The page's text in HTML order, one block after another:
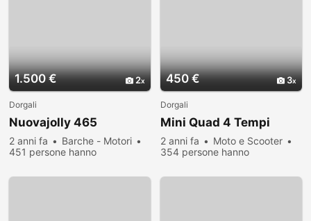
1.500 € 2
Dorgali
Nuovajolly 465
2 anni fa
Barche - Motori
451 persone hanno
450 € 3
Dorgali
Mini Quad 4 Tempi
2 anni fa
Moto e Scooter
354 persone hanno